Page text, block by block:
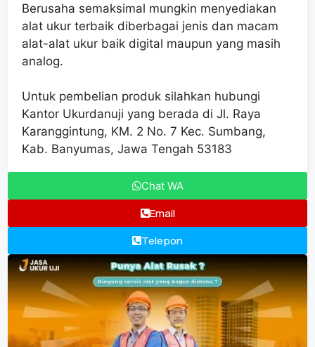
Berusaha semaksimal mungkin menyediakan
alat ukur terbaik diberbagai jenis dan macam
alat-alat ukur baik digital maupun yang masih
analog.
Untuk pembelian produk silahkan hubungi
Kantor Ukurdanuji yang berada di Jl. Raya
Karanggintung, KM. 2 No. 7 Kec. Sumbang,
Kab. Banyumas, Jawa Tengah 53183
Chat WA
Email
Telepon